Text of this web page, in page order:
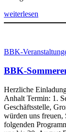
weiterlesen
BBK-
BBK-
Herzliche
Anhalt Termin: 1.
Geschäftsstelle,
würden uns freuen,
folgenden